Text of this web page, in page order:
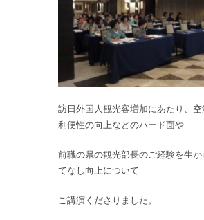
訪日外国人観光客増加にあたり、
利便性の向上などのハード面や
前職の県の観光部長のご経験を生か
てなし向上について
ご講演くださりました。